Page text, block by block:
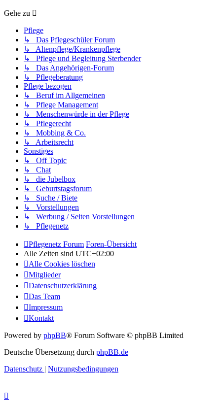
Gehe zu
Pflege
↳ Das Pflegeschüler Forum
↳ Altenpflege/Krankenpflege
↳ Pflege und Begleitung Sterbender
↳ Das Angehörigen-Forum
↳ Pflegeberatung
Pflege bezogen
↳ Beruf im Allgemeinen
↳ Pflege Management
↳ Menschenwürde in der Pflege
↳ Pflegerecht
↳ Mobbing & Co.
↳ Arbeitsrecht
Sonstiges
↳ Off Topic
↳ Chat
↳ die Jubelbox
↳ Geburtstagsforum
↳ Suche / Biete
↳ Vorstellungen
↳ Werbung / Seiten Vorstellungen
↳ Pflegenetz
Pflegenetz Forum Foren-Übersicht
Alle Zeiten sind UTC+02:00
Alle Cookies löschen
Mitglieder
Datenschutzerklärung
Das Team
Impressum
Kontakt
Powered by phpBB® Forum Software © phpBB Limited
Deutsche Übersetzung durch phpBB.de
Datenschutz | Nutzungsbedingungen